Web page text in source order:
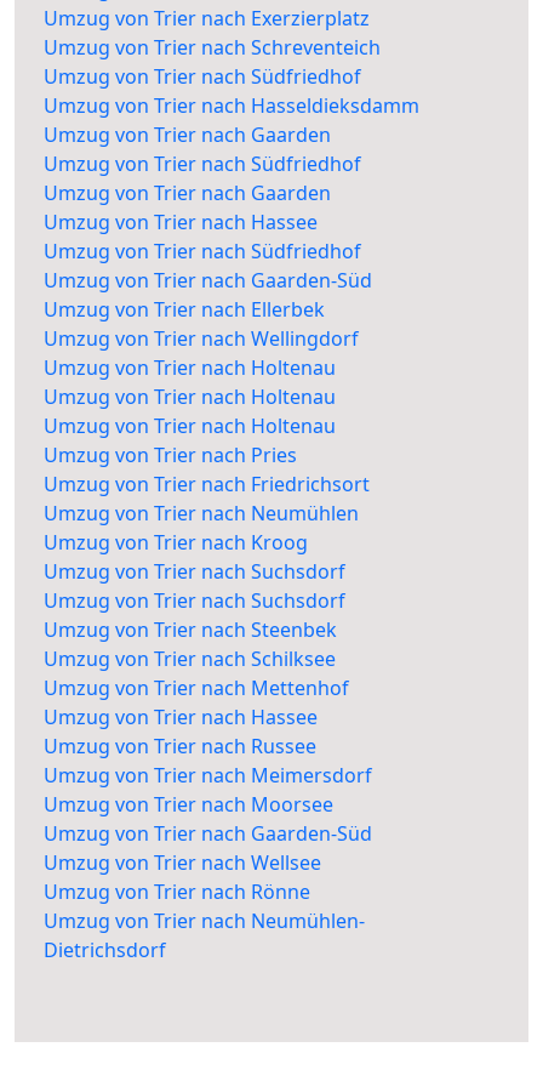
Umzug von Trier nach Exerzierplatz
Umzug von Trier nach Schreventeich
Umzug von Trier nach Südfriedhof
Umzug von Trier nach Hasseldieksdamm
Umzug von Trier nach Gaarden
Umzug von Trier nach Südfriedhof
Umzug von Trier nach Gaarden
Umzug von Trier nach Hassee
Umzug von Trier nach Südfriedhof
Umzug von Trier nach Gaarden-Süd
Umzug von Trier nach Ellerbek
Umzug von Trier nach Wellingdorf
Umzug von Trier nach Holtenau
Umzug von Trier nach Holtenau
Umzug von Trier nach Holtenau
Umzug von Trier nach Pries
Umzug von Trier nach Friedrichsort
Umzug von Trier nach Neumühlen
Umzug von Trier nach Kroog
Umzug von Trier nach Suchsdorf
Umzug von Trier nach Suchsdorf
Umzug von Trier nach Steenbek
Umzug von Trier nach Schilksee
Umzug von Trier nach Mettenhof
Umzug von Trier nach Hassee
Umzug von Trier nach Russee
Umzug von Trier nach Meimersdorf
Umzug von Trier nach Moorsee
Umzug von Trier nach Gaarden-Süd
Umzug von Trier nach Wellsee
Umzug von Trier nach Rönne
Umzug von Trier nach Neumühlen-
Dietrichsdorf